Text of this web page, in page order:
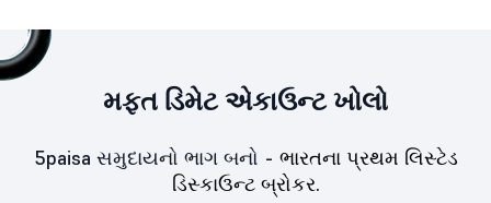
મફત ડિમેટ એકાઉન્ટ ખોલો
5paisa સમુદાયનો ભાગ બનો - ભારતના પ્રથમ લિસ્ટેડ
ડિસ્કાઉન્ટ બ્રોકર.